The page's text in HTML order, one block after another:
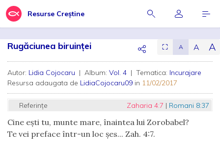
Resurse Creștine
Rugăciunea biruinței ⛶ A A A
Autor: Lidia Cojocaru | Album: Vol. 4 | Tematica: Incurajare
Resursa adaugata de LidiaCojocaru09 in 11/02/2017
Referințe Zaharia 4:7 | Romani 8:37
Cine eşti tu, munte mare, înaintea lui Zorobabel?
Te vei preface într-un loc şes... Zah. 4:7.